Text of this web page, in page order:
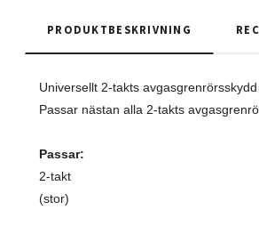
PRODUKTBESKRIVNING
Universellt 2-takts
Passar nästan alla 2-takts
Passar:
2-takt
(stor)